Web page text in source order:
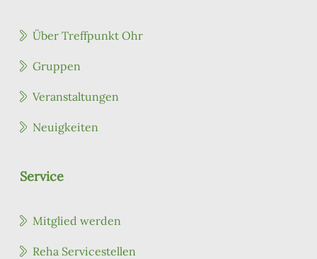
Über Treffpunkt Ohr
Gruppen
Veranstaltungen
Neuigkeiten
Service
Mitglied werden
Reha Servicestellen